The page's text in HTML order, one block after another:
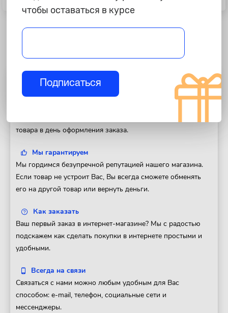
Слайдер, чёрный
Слайдер, карбон+чёрный
Полезная информация
товара в день оформления заказа.
Мы гарантируем
Мы гордимся безупречной репутацией нашего магазина.
Если товар не устроит Вас, Вы всегда сможете обменять
его на другой товар или вернуть деньги.
Как заказать
Ваш первый заказ в интернет-магазине? Мы с радостью
подскажем как сделать покупки в интернете простыми и
удобными.
Всегда на связи
Связаться с нами можно любым удобным для Вас
способом: e-mail, телефон, социальные сети и
мессенджеры.
чтобы оставаться в курсе
Подписаться